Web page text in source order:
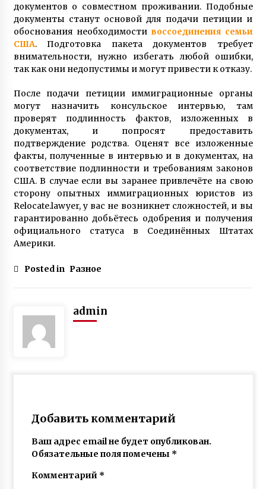
документов о совместном проживании. Подобные
документы станут основой для подачи петиции и
обоснования необходимости воссоединения семьи
США. Подготовка пакета документов требует
внимательности, нужно избегать любой ошибки,
так как они недопустимы и могут привести к отказу.
После подачи петиции иммиграционные органы
могут назначить консульское интервью, там
проверят подлинность фактов, изложенных в
документах, и попросят предоставить
подтверждение родства. Оценят все изложенные
факты, полученные в интервью и в документах, на
соответствие подлинности и требованиям законов
США. В случае если вы заранее привлечёте на свою
сторону опытных иммиграционных юристов из
Relocate.lawyer, у вас не возникнет сложностей, и вы
гарантированно добьётесь одобрения и получения
официального статуса в Соединённых Штатах
Америки.
Posted in Разное
admin
Добавить комментарий
Ваш адрес email не будет опубликован.
Обязательные поля помечены *
Комментарий *